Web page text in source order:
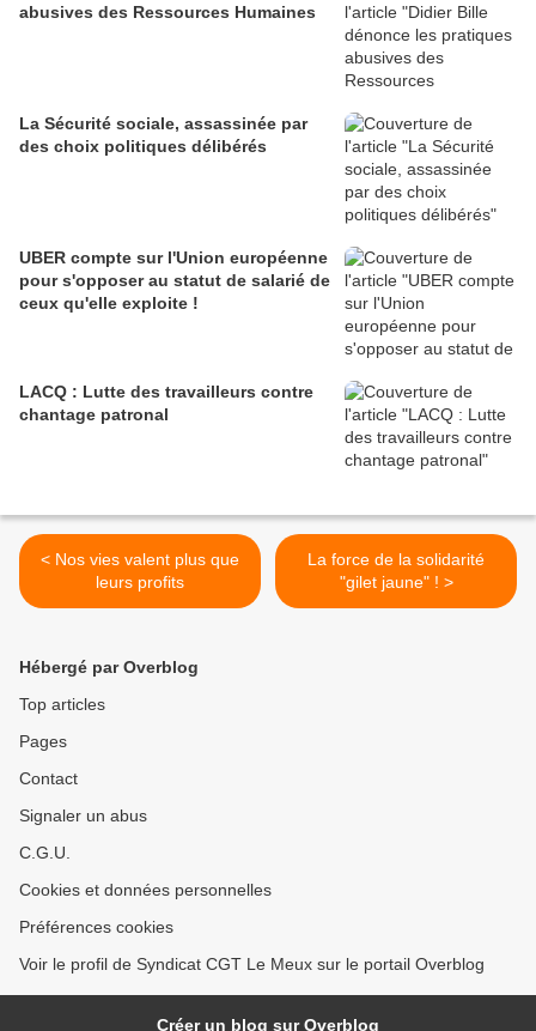
abusives des Ressources Humaines
La Sécurité sociale, assassinée par
des choix politiques délibérés
UBER compte sur l'Union européenne
pour s'opposer au statut de salarié de
ceux qu'elle exploite !
LACQ : Lutte des travailleurs contre
chantage patronal
< Nos vies valent plus que
leurs profits
La force de la solidarité
"gilet jaune" ! >
Hébergé par Overblog
Top articles
Pages
Contact
Signaler un abus
C.G.U.
Cookies et données personnelles
Préférences cookies
Voir le profil de Syndicat CGT Le Meux sur le portail Overblog
Créer un blog sur Overblog